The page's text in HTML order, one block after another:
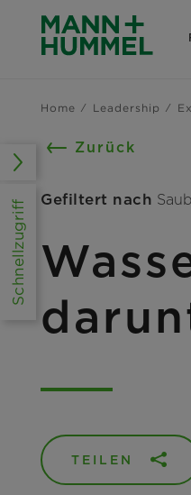
Home Leadership
Zurück
Gefiltert nach
TEILEN
Schnellzugriff